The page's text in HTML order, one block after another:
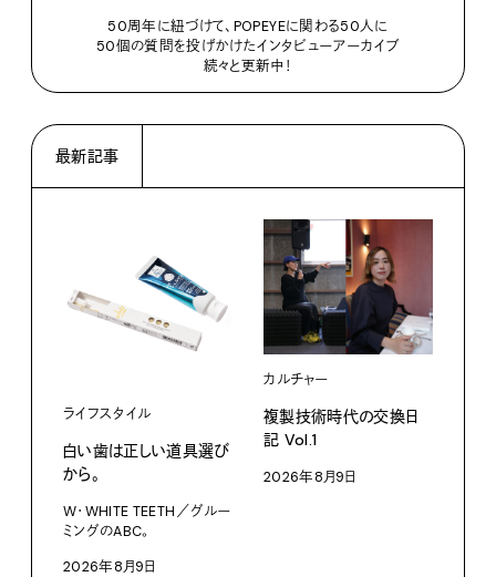
50周年に紐づけて、POPEYEに関わる50人に
50個の質問を投げかけたインタビューアーカイブ
続々と更新中！
最新記事
ライフスタイル
白い歯は正しい道具選び
から。
W・WHITE TEETH／グルー
ミングのABC。
2026年8月9日
カルチャー
複製技術時代の交換日
記 Vol.1
2026年8月9日